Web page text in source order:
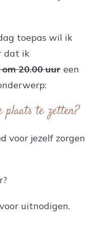
toepas wil ik
dat ik
20.00 uur een
te zetten?
voor jezelf zorgen
uitnodigen.